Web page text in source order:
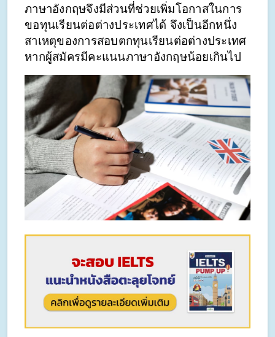
ภาษาอังกฤษจึงมีส่วนที่ช่วยเพิ่มโอกาสในการ
ขอทุนเรียนต่อต่างประเทศได้ จึงเป็นอีกหนึ่ง
สาเหตุของการสอบตกทุนเรียนต่อต่างประเทศ
หากผู้สมัครมีคะแนนภาษาอังกฤษน้อยเกินไป